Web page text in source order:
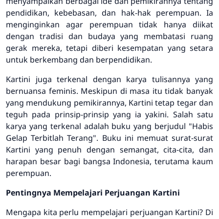
pendidikan, kebebasan, dan hak-hak perempuan. Ia
menginginkan agar perempuan tidak hanya diikat
dengan tradisi dan budaya yang membatasi ruang
gerak mereka, tetapi diberi kesempatan yang setara
untuk berkembang dan berpendidikan.
Kartini juga terkenal dengan karya tulisannya yang
bernuansa feminis. Meskipun di masa itu tidak banyak
yang mendukung pemikirannya, Kartini tetap tegar dan
teguh pada prinsip-prinsip yang ia yakini. Salah satu
karya yang terkenal adalah buku yang berjudul "Habis
Gelap Terbitlah Terang". Buku ini memuat surat-surat
Kartini yang penuh dengan semangat, cita-cita, dan
harapan besar bagi bangsa Indonesia, terutama kaum
perempuan.
Pentingnya Mempelajari Perjuangan Kartini
Mengapa kita perlu mempelajari perjuangan Kartini? Di